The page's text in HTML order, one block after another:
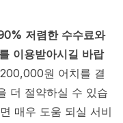
저렴한 수수료와
이용받아시길 바랍
원 어치를 결
더 절약하실 수 있습
매우 도움 되실 서비